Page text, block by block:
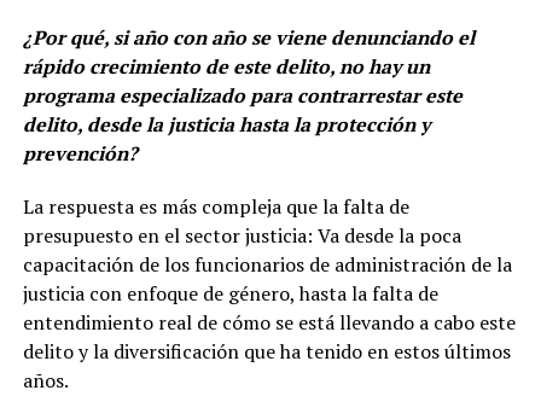
¿Por qué, si año con año se viene denunciando el
rápido crecimiento de este delito, no hay un
programa especializado para contrarrestar este
delito, desde la justicia hasta la protección y
prevención?
La respuesta es más compleja que la falta de
presupuesto en el sector justicia: Va desde la poca
capacitación de los funcionarios de administración de la
justicia con enfoque de género, hasta la falta de
entendimiento real de cómo se está llevando a cabo este
delito y la diversificación que ha tenido en estos últimos
años.